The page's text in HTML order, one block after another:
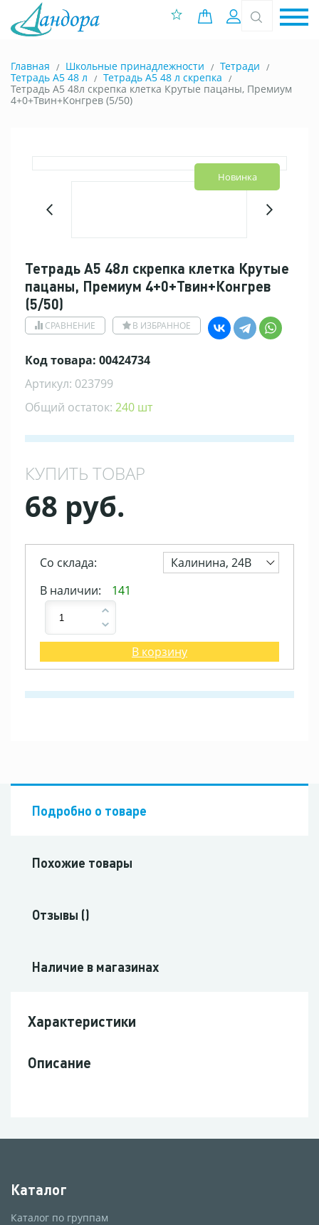
0 позиций
Вход
Главная Школьные принадлежности
Тетради
Тетрадь А5 48 л
Тетрадь А5 48 л скрепка
Тетрадь А5 48л скрепка клетка Крутые пацаны, Премиум
4+0+Твин+Конгрев (5/50)
Новинка
Тетрадь А5 48л скрепка клетка Крутые
пацаны, Премиум 4+0+Твин+Конгрев
(5/50)
СРАВНЕНИЕ В ИЗБРАННОЕ
Код товара: 00424734
Артикул: 023799
Общий остаток: 240 шт
КУПИТЬ ТОВАР
68 руб.
Со склада:
Калинина, 24В
В наличии:
141
В корзину
Подробно о товаре
Похожие товары
Отзывы ()
Наличие в магазинах
Характеристики
Описание
Каталог
Каталог по группам